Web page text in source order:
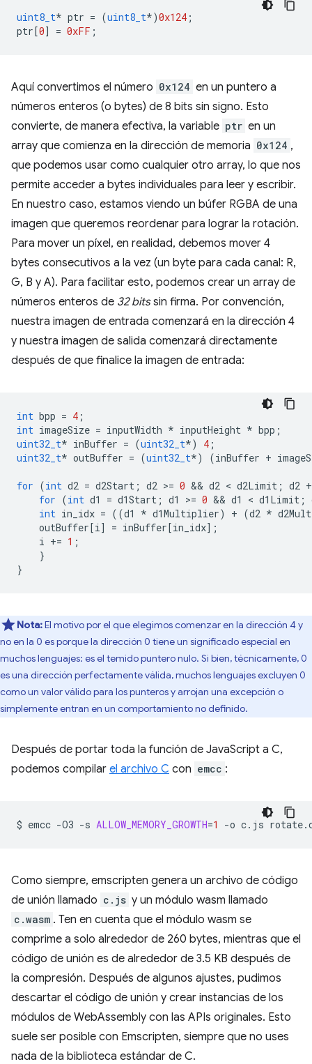
uint8_t* ptr = (uint8_t*)0x124 ;
ptr[0] = 0xFF ;
Aquí convertimos el número 0x124 en un puntero a
números enteros (o bytes) de 8 bits sin signo. Esto
convierte, de manera efectiva, la variable ptr en un
array que comienza en la dirección de memoria 0x124 ,
que podemos usar como cualquier otro array, lo que nos
permite acceder a bytes individuales para leer y escribir.
En nuestro caso, estamos viendo un búfer RGBA de una
imagen que queremos reordenar para lograr la rotación.
Para mover un píxel, en realidad, debemos mover 4
bytes consecutivos a la vez (un byte para cada canal: R,
G, B y A). Para facilitar esto, podemos crear un array de
números enteros de 32 bitssin firma. Por convención,
nuestra imagen de entrada comenzará en la dirección 4
y nuestra imagen de salida comenzará directamente
después de que finalice la imagen de entrada:
int bpp = 4 ;
int imageSize = inputWidth * inputHeight * bpp ;
uint32_t* inBuffer = (uint32_t*) 4 ;
uint32_t* outBuffer = (uint32_t*) (inBuffer +
for (int d2 = d2Start ; d2 >= 0 && d2 < d2Limit ; d2
for (int d1 = d1Start ; d1 >= 0 && d1 < d1Limit ;
int in_idx = ((d1 * d1Multiplier) + (d2 *
outBuffer[i] = inBuffer[in_idx];
i += 1 ;
}
}
Nota:El motivo por el que elegimos comenzar en la dirección 4 y
no en la 0 es porque la dirección 0 tiene un significado especial en
muchos lenguajes: es el temido puntero nulo. Si bien, técnicamente, 0
es una dirección perfectamente válida, muchos lenguajes excluyen 0
como un valor válido para los punteros y arrojan una excepción o
simplemente entran en un comportamiento no definido.
Después de portar toda la función de JavaScript a C,
podemos compilar el archivo C con emcc :
$ emcc -O3 -s ALLOW_MEMORY_GROWTH=1 -o c.js
Como siempre, emscripten genera un archivo de código
de unión llamado c.js y un módulo wasm llamado
c.wasm . Ten en cuenta que el módulo wasm se
comprime a solo alrededor de 260 bytes, mientras que el
código de unión es de alrededor de 3.5 KB después de
la compresión. Después de algunos ajustes, pudimos
descartar el código de unión y crear instancias de los
módulos de WebAssembly con las APIs originales. Esto
suele ser posible con Emscripten, siempre que no uses
nada de la biblioteca estándar de C.